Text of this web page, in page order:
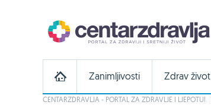
Zanimljivosti Zdrav život
CENTARZDRAVLJA - PORTAL ZA ZDRAVLJE I LJEPOTU!